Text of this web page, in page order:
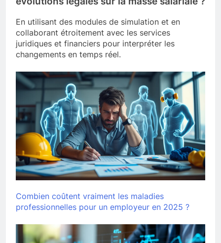
En utilisant des modules de simulation et en
collaborant étroitement avec les services
juridiques et financiers pour interpréter les
changements en temps réel.
Combien coûtent vraiment les maladies
professionnelles pour un employeur en 2025 ?